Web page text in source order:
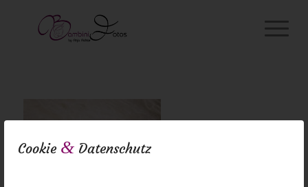
Cookie & Datenschutz